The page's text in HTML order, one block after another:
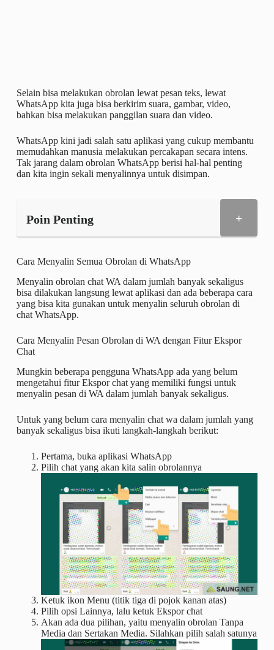
Selain bisa melakukan obrolan lewat pesan teks, lewat
WhatsApp kita juga bisa berkirim suara, gambar, video,
bahkan bisa melakukan panggilan suara dan video.
WhatsApp kini jadi salah satu aplikasi yang cukup membantu
memudahkan manusia melakukan percakapan secara intens.
Tak jarang dalam obrolan WhatsApp berisi hal-hal penting
dan kita ingin sekali menyalinnya untuk disimpan.
Poin Penting +
Cara Menyalin Semua Obrolan di WhatsApp
Menyalin obrolan chat WA dalam jumlah banyak sekaligus
bisa dilakukan langsung lewat aplikasi dan ada beberapa cara
yang bisa kita gunakan untuk menyalin seluruh obrolan di
chat WhatsApp.
Cara Menyalin Pesan Obrolan di WA dengan Fitur Ekspor
Chat
Mungkin beberapa pengguna WhatsApp ada yang belum
mengetahui fitur Ekspor chat yang memiliki fungsi untuk
menyalin pesan di WA dalam jumlah banyak sekaligus.
Untuk yang belum cara menyalin chat wa dalam jumlah yang
banyak sekaligus bisa ikuti langkah-langkah berikut:
Pertama, buka aplikasi WhatsApp
Pilih chat yang akan kita salin obrolannya
Ketuk ikon Menu (titik tiga di pojok kanan atas)
Pilih opsi Lainnya, lalu ketuk Ekspor chat
Akan ada dua pilihan, yaitu menyalin obrolan Tanpa
Media dan Sertakan Media. Silahkan pilih salah satunya